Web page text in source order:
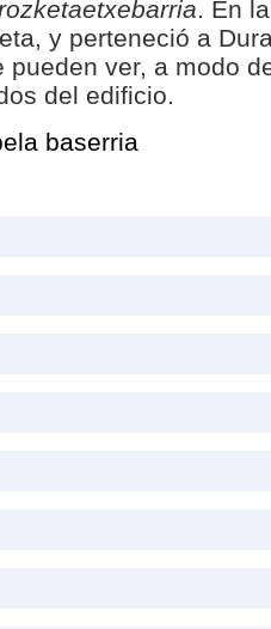
. En
y perteneció a
pueden ver, a modo
del edificio.
baserria